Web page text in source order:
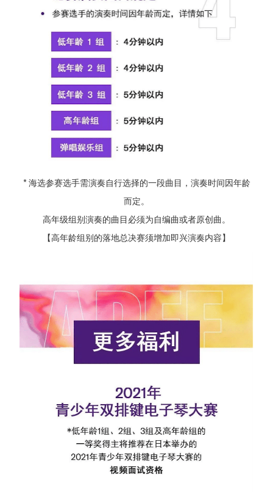
* 海选参赛选手需演奏自行选择的一段曲目，演奏时间因年龄
而定。
高年级组别演奏的曲目必须为自编曲或者原创曲。
【高年龄组别的落地总决赛须增加即兴演奏内容】